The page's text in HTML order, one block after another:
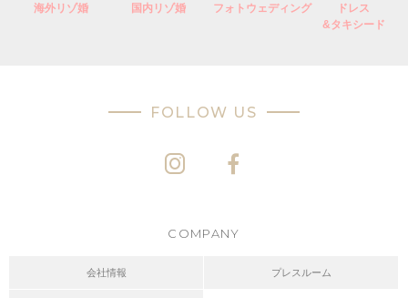
海外リゾ婚 国内リゾ婚 フォトウェディング
ドレス
&タキシード
FOLLOW US
COMPANY
会社情報 プレスルーム